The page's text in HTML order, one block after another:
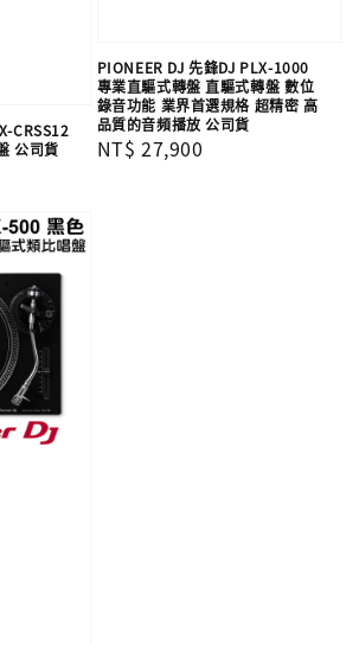
CRSS12
公司貨
PIONEER DJ 先鋒DJ PLX-1000
專業直驅式轉盤 直驅式轉盤 數位
錄音功能 業界首選規格 超精密 高
品質的音頻播放 公司貨
Regular
NT$ 27,900